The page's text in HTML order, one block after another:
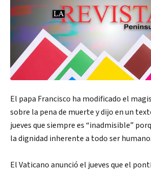
El papa Francisco ha modificado el
sobre la pena de muerte y dijo en un
jueves que siempre es “inadmisible”
la dignidad inherente a todo ser humano.
El Vaticano anunció el jueves que el